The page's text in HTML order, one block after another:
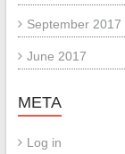
September 2017
June 2017
META
Log in